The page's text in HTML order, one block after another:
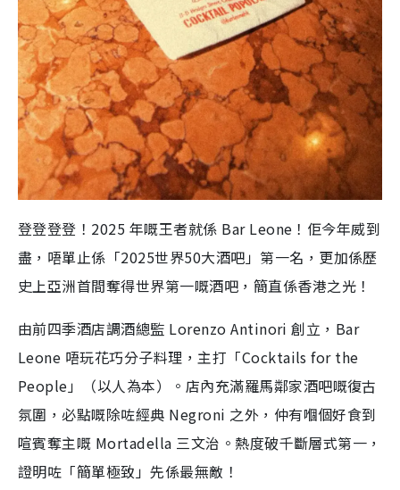
登登登登！2025 年嘅王者就係 Bar Leone！佢今年威到
盡，唔單止係「2025世界50大酒吧」第一名，更加係歷
史上亞洲首間奪得世界第一嘅酒吧，簡直係香港之光！
由前四季酒店調酒總監 Lorenzo Antinori 創立，Bar
Leone 唔玩花巧分子料理，主打「Cocktails for the
People」（以人為本）。店內充滿羅馬鄰家酒吧嘅復古
氛圍，必點嘅除咗經典 Negroni 之外，仲有嗰個好食到
喧賓奪主嘅 Mortadella 三文治。熱度破千斷層式第一，
證明咗「簡單極致」先係最無敵！